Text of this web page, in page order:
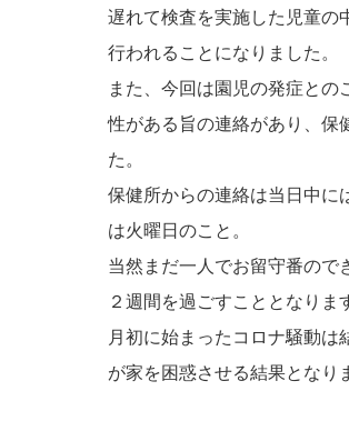
遅れて検査を実施した児童の
行われることになりました。
また、今回は園児の発症と
性がある旨の連絡があり、保
た。
保健所からの連絡は当日中に
は火曜日のこと。
当然まだ一人でお留守番ので
２週間を過ごすこととなりま
月初に始まったコロナ騒動
が家を困惑させる結果となり